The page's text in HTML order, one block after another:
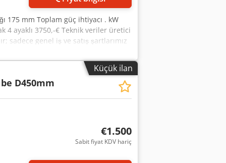
175 mm Toplam güç ihtiyacı . kW
4 ayaklı 3750,-€ Teknik veriler üretici
sadece genel iş ve satış şartlarımız
aksesuar ürünü Makine, üretim
web sitemizde mevcuttur.
Ekibi
Küçük ilan
D450mm
€1.500
Sabit fiyat KDV hariç